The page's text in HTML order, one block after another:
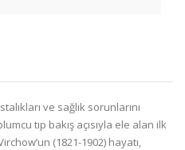
ve sağlık sorunlarını
tıp bakış açısıyla ele alan ilk
(1821-1902) hayatı,